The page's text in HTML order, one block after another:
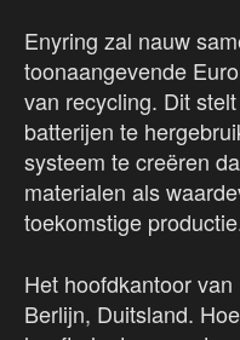
Enyring zal nauw
toonaangevende
van recycling. Dit
batterijen te
systeem te creëren
materialen als
toekomstige
Het hoofdkantoor
Berlijn, Duitsland.